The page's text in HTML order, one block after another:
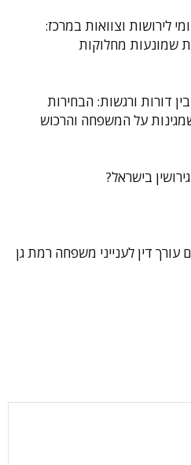
לירושות וצוואות במרכז:
שמונעות מחלוקות
בין דורות ורגשות: הבחירות
על המשפחה והרכוש
בישראל?
עורך דין לענייני משפחה רמת גן